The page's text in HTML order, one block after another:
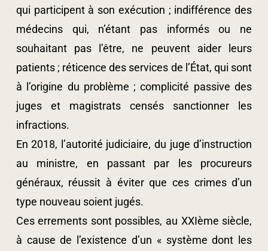
qui participent à son exécution ; indifférence des
médecins qui, n’étant pas informés ou ne
souhaitant pas l’être, ne peuvent aider leurs
patients ; réticence des services de l’État, qui sont
à l’origine du problème ; complicité passive des
juges et magistrats censés sanctionner les
infractions.
En 2018, l’autorité judiciaire, du juge d’instruction
au ministre, en passant par les procureurs
généraux, réussit à éviter que ces crimes d’un
type nouveau soient jugés.
Ces errements sont possibles, au XXIème siècle,
à cause de l’existence d’un « système dont les